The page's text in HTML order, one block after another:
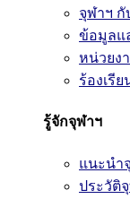
จุฬาฯ
ข้อมูลแ
หน่วยง
ร้องเรี
รู้จักจุฬาฯ
แนะนำ
ประวัติ